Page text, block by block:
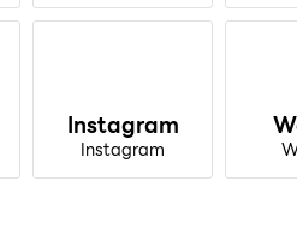
Instagram
Instagram